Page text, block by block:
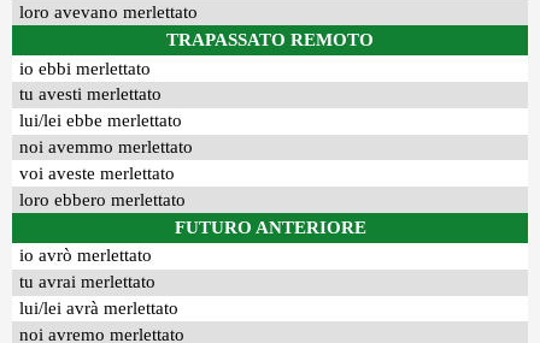
loro avevano merlettato
TRAPASSATO REMOTO
io ebbi merlettato
tu avesti merlettato
lui/lei ebbe merlettato
noi avemmo merlettato
voi aveste merlettato
loro ebbero merlettato
FUTURO ANTERIORE
io avrò merlettato
tu avrai merlettato
lui/lei avrà merlettato
noi avremo merlettato